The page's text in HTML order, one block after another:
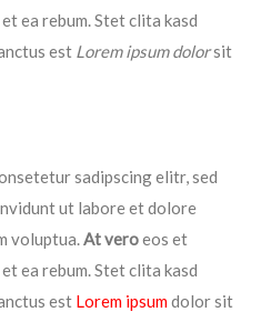
ea rebum. Stet clita kasd
est Lorem ipsum dolorsit
sadipscing elitr, sed
ut labore et dolore
voluptua.At veroeos et
ea rebum. Stet clita kasd
est Lorem ipsumdolor sit